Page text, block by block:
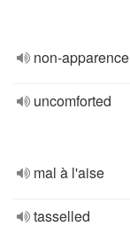
non-apparence
uncomforted
mal à l'aise
tasselled